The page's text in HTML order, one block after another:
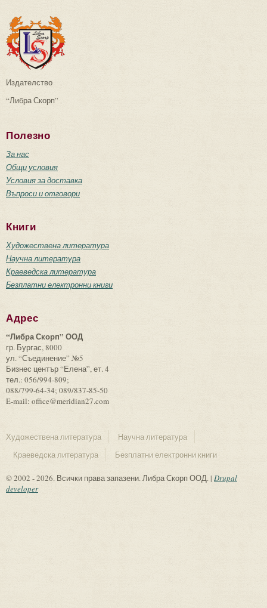
Издателство
“Либра Скорп”
Полезно
За нас
Общи условия
Условия за доставка
Въпроси и отговори
Книги
Художествена литература
Научна литература
Краеведска литература
Безплатни електронни книги
Адрес
“Либра Скорп” ООД
гр. Бургас, 8000
ул. “Съединение” №5
Бизнес център “Елена”, ет. 4
тел.: 056/994-809;
088/799-64-34; 089/837-85-50
E-mail: office@meridian27.com
Художествена литература
Научна литература
Краеведска литература
Безплатни електронни книги
© 2002 - 2026. Всички права запазени. Либра Скорп ООД. | Drupal
developer